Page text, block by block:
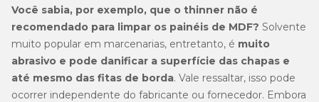
Você sabia, por exemplo, que o thinner não é
recomendado para limpar os painéis de MDF? Solvente
muito popular em marcenarias, entretanto, é muito
abrasivo e pode danificar a superfície das chapas e
até mesmo das fitas de borda. Vale ressaltar, isso pode
ocorrer independente do fabricante ou fornecedor. Embora